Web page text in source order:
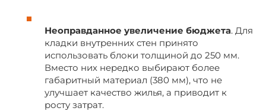
Неоправданное увеличение бюджета. Для
кладки внутренних стен принято
использовать блоки толщиной до 250 мм.
Вместо них нередко выбирают более
габаритный материал (380 мм), что не
улучшает качество жилья, а приводит к
росту затрат.